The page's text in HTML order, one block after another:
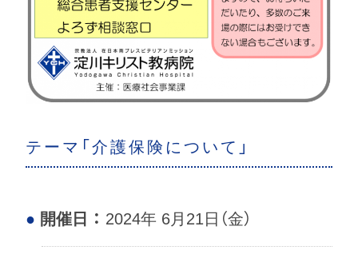
テーマ「介護保険について」
開催日 ： 2024年 6月21日（金）